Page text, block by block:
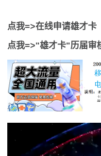
点我=>在线申请雄才卡
点我=>"雄才卡"历届审